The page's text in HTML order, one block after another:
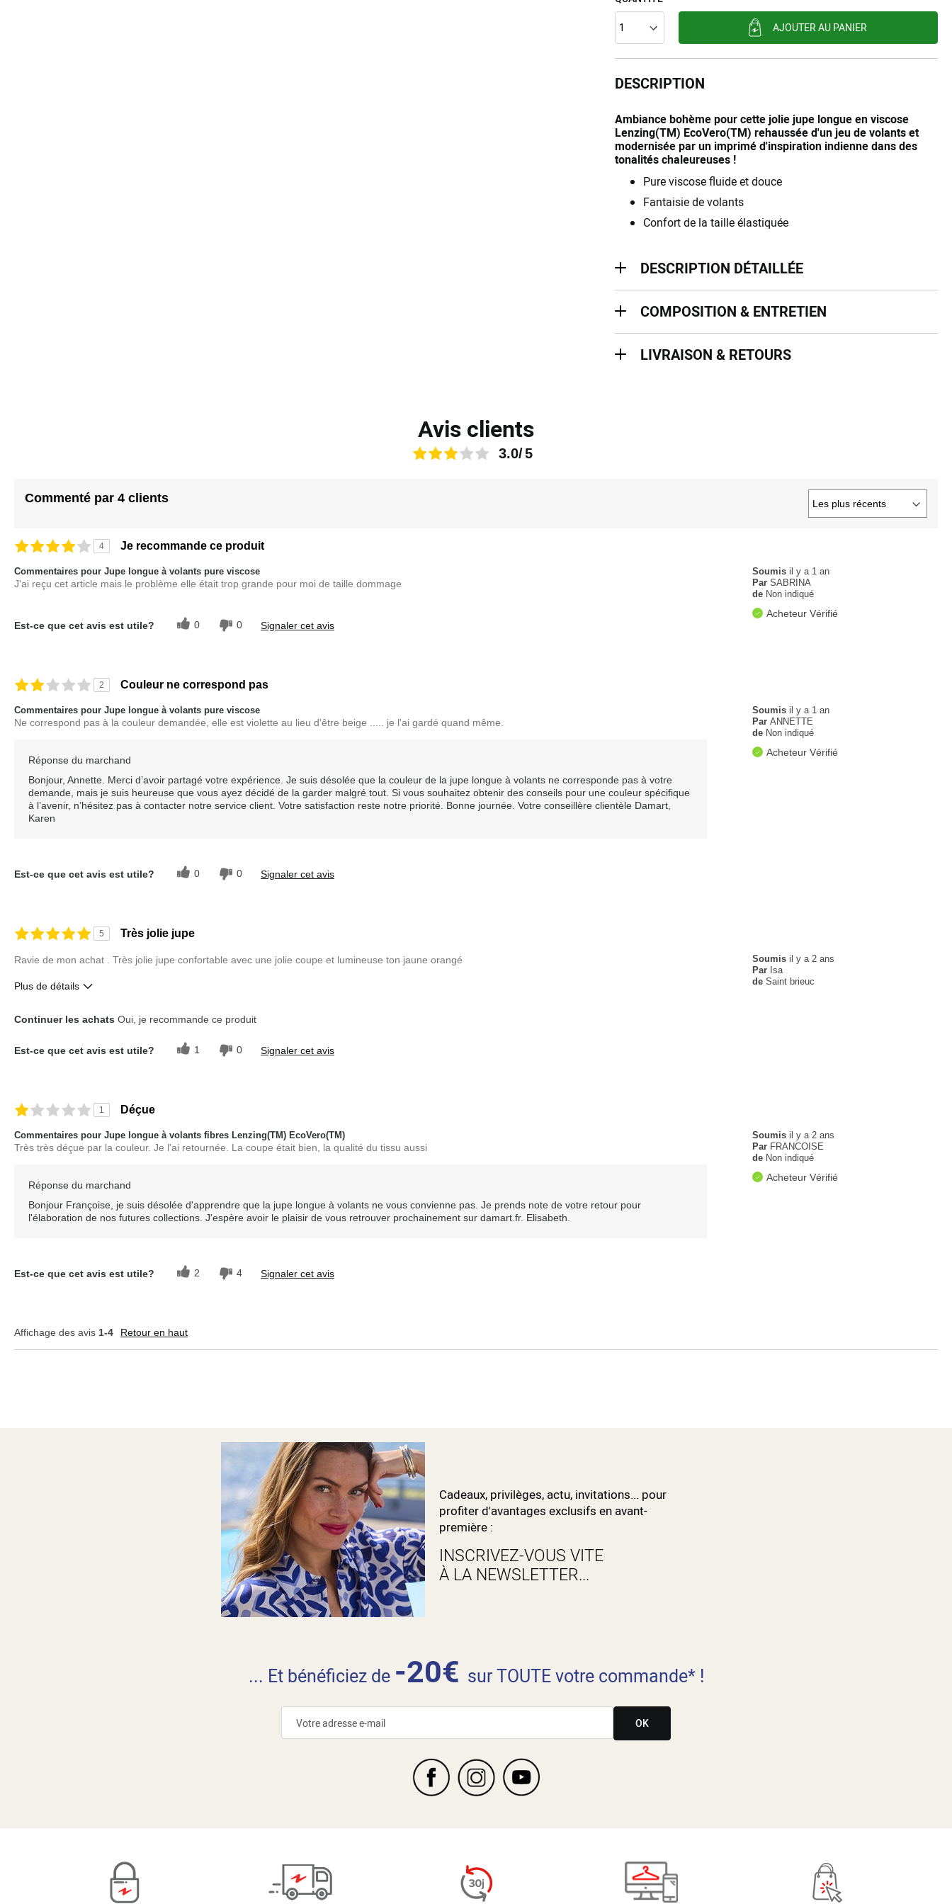
AJOUTER AU PANIER
DESCRIPTION
Ambiance bohème pour cette jolie jupe longue en viscose
Lenzing(TM) EcoVero(TM) rehaussée d'un jeu de volants et
modernisée par un imprimé d'inspiration indienne dans des
tonalités chaleureuses !
Pure viscose fluide et douce
Fantaisie de volants
Confort de la taille élastiquée
description détaillée
DESCRIPTION DÉTAILLÉE
Composition & entretien
COMPOSITION & ENTRETIEN
Livraison & retours
LIVRAISON & RETOURS
Avis clients
3.0
Commenté par 4 clients
4 Je recommande ce produit
Soumisil y a 1 an
Par SABRINA
de Non indiqué
Acheteur Vérifié
Commentaires pour Jupe longue à volants pure viscose
J'ai reçu cet article mais le problème elle était trop grande pour moi de taille dommage
Est-ce que cet avis est utile? 0 0 Signaler cet avis
2 Couleur ne correspond pas
Soumisil y a 1 an
Par ANNETTE
de Non indiqué
Acheteur Vérifié
Commentaires pour Jupe longue à volants pure viscose
Ne correspond pas à la couleur demandée, elle est violette au lieu d'être beige ..... je l'ai gardé quand même.
Réponse du marchand
Bonjour, Annette. Merci d’avoir partagé votre expérience. Je suis désolée que la couleur de la jupe longue à volants ne corresponde pas à votre
demande, mais je suis heureuse que vous ayez décidé de la garder malgré tout. Si vous souhaitez obtenir des conseils pour une couleur spécifique
à l’avenir, n’hésitez pas à contacter notre service client. Votre satisfaction reste notre priorité. Bonne journée. Votre conseillère clientèle Damart,
Karen
Est-ce que cet avis est utile? 0 0 Signaler cet avis
5 Très jolie jupe
Soumisil y a 2 ans
Par Isa
de Saint brieuc
Ravie de mon achat . Très jolie jupe confortable avec une jolie coupe et lumineuse ton jaune orangé
Plus de détails
Le pour Les meilleures utilisations
Évaluation sur la taille
Taille conforme
Continuer les achats Oui, je recommande ce produit
Est-ce que cet avis est utile? 1 0 Signaler cet avis
1 Déçue
Soumisil y a 2 ans
Par FRANCOISE
de Non indiqué
Acheteur Vérifié
Commentaires pour Jupe longue à volants fibres Lenzing(TM) EcoVero(TM)
Très très déçue par la couleur. Je l'ai retournée. La coupe était bien, la qualité du tissu aussi
Réponse du marchand
Bonjour Françoise, je suis désolée d'apprendre que la jupe longue à volants ne vous convienne pas. Je prends note de votre retour pour
l'élaboration de nos futures collections. J'espère avoir le plaisir de vous retrouver prochainement sur damart.fr. Elisabeth.
Est-ce que cet avis est utile? 2 4 Signaler cet avis
Affichage des avis 1-4 Retour en haut
Cadeaux, privilèges, actu, invitations... pour
profiter d'avantages exclusifs en avant-
première :
INSCRIVEZ-VOUS VITE
À LA NEWSLETTER...
... Et bénéficiez de -20€ sur TOUTE votre commande* !
OK